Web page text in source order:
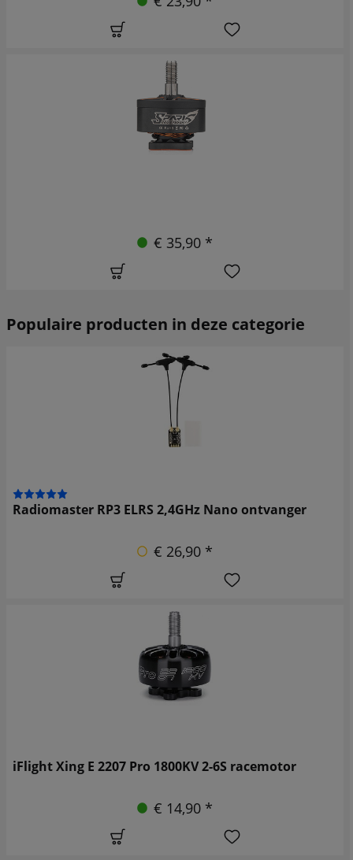
€ 35,90 *
Populaire producten in deze categorie
Radiomaster RP3 ELRS 2,4GHz Nano ontvanger
€ 26,90 *
iFlight Xing E 2207 Pro 1800KV 2-6S racemotor
€ 14,90 *